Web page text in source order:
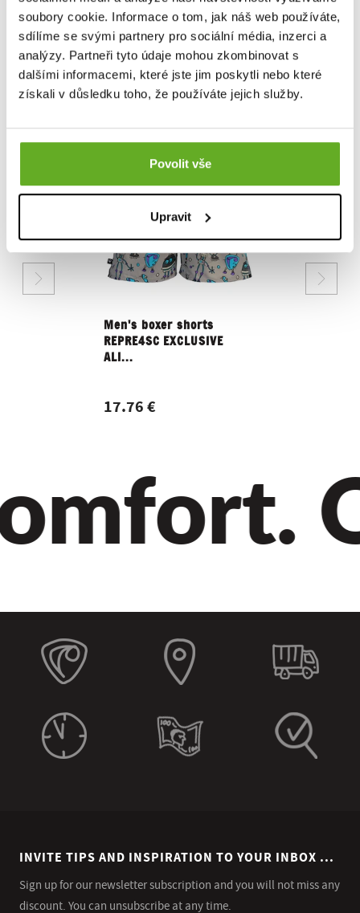
soubory cookie. Informace o tom, jak náš web používáte,
sdílíme se svými partnery pro sociální média, inzerci a
analýzy. Partneři tyto údaje mohou zkombinovat s
dalšími informacemi, které jste jim poskytli nebo které
získali v důsledku toho, že používáte jejich služby.
Povolit vše
Upravit
Rate the product
RELATED PRODUCTS
Men's boxer shorts
REPRE4SC EXCLUSIVE
ALI...
17.76 €
INVITE TIPS AND INSPIRATION TO YOUR INBOX ...
Sign up for our newsletter subscription and you will not miss any
discount. You can unsubscribe at any time.